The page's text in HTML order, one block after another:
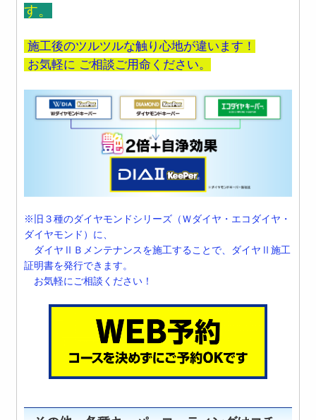
す。
施工後のツルツルな触り心地が違います！
お気軽に ご相談ご用命ください。
※旧３種のダイヤモンドシリーズ（Ｗダイヤ・エコダイヤ・
ダイヤモンド）に、
ダイヤⅡＢメンテナンスを施工することで、ダイヤⅡ施工
証明書を発行できます。
お気軽にご相談ください！